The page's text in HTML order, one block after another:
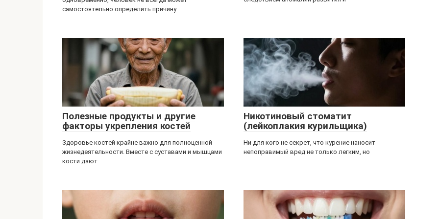
самостоятельно определить причину
Полезные продукты и другие
факторы укрепления костей
Здоровье костей крайне важно для полноценной
жизнедеятельности. Вместе с суставами и мышцами
кости дают
Никотиновый стоматит
(лейкоплакия курильщика)
Ни для кого не секрет, что курение наносит
непоправимый вред не только легким, но